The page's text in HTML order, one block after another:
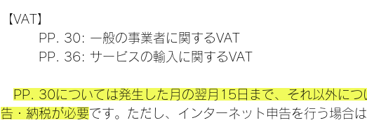
【VAT】
PP. 30: 一般の事業者に関するVAT
PP. 36: サービスの輸入に関するVAT
PP. 30については発生した月の翌月15日まで、それ以外につ
告・納税が必要です。ただし、インターネット申告を行う場合